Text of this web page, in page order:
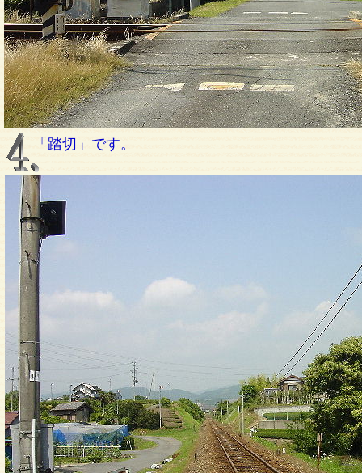
「踏切」です。